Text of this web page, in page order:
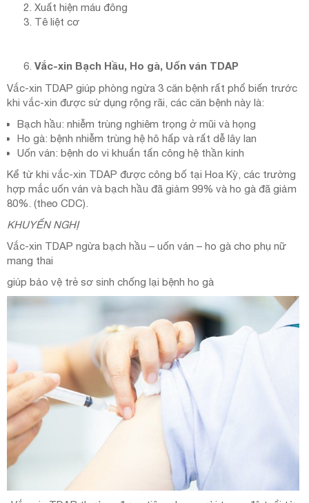
Xuất hiện máu đông
Tê liệt cơ
Vắc-xin Bạch Hầu, Ho gà, Uốn ván TDAP
Vắc-xin TDAP giúp phòng ngừa 3 căn bệnh rất phổ biến trước
khi vắc-xin được sử dụng rộng rãi, các căn bệnh này là:
Bạch hầu: nhiễm trùng nghiêm trọng ở mũi và họng
Ho gà: bệnh nhiễm trùng hệ hô hấp và rất dễ lây lan
Uốn ván: bệnh do vi khuẩn tấn công hệ thần kinh
Kể từ khi vắc-xin TDAP được công bố tại Hoa Kỳ, các trường
hợp mắc uốn ván và bạch hầu đã giảm 99% và ho gà đã giảm
80%. (theo CDC).
KHUYẾN NGHỊ
Vắc-xin TDAP ngừa bạch hầu – uốn ván – ho gà cho phụ nữ
mang thai
giúp bảo vệ trẻ sơ sinh chống lại bệnh ho gà